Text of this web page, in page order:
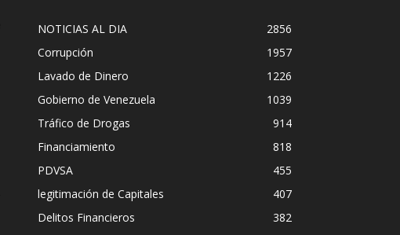
NOTICIAS AL DIA
2856
Corrupción
1957
Lavado de Dinero
1226
Gobierno de Venezuela
1039
Tráfico de Drogas
914
Financiamiento
818
PDVSA
455
legitimación de Capitales
407
Delitos Financieros
382